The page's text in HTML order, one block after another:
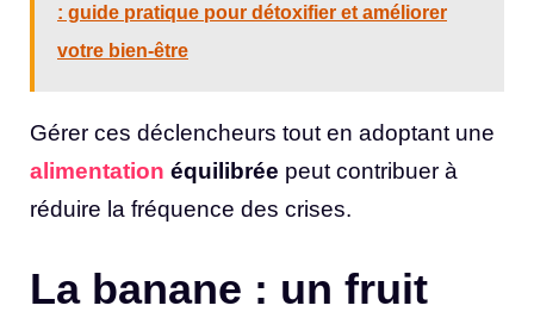
: guide pratique pour détoxifier et améliorer
votre bien-être
Gérer ces déclencheurs tout en adoptant une
alimentation équilibrée peut contribuer à
réduire la fréquence des crises.
La banane : un fruit